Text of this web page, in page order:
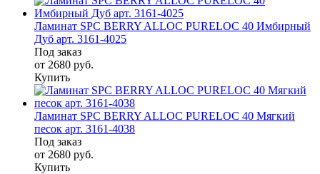
Ламинат SPC BERRY ALLOC PURELOC 40 Имбирный
Дуб арт. 3161-4025
Под заказ
от 2680 руб.
Купить
Ламинат SPC BERRY ALLOC PURELOC 40 Мягкий
песок арт. 3161-4038
Под заказ
от 2680 руб.
Купить